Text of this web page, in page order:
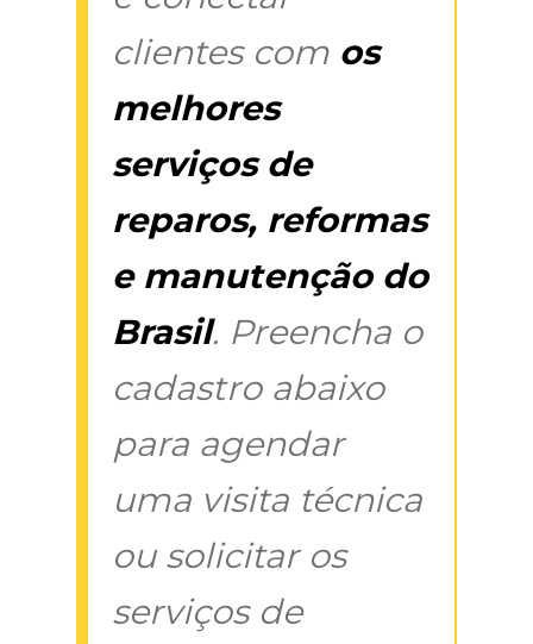
clientes com os
melhores
serviços de
reparos, reformas
e manutenção do
Brasil. Preencha o
cadastro abaixo
para agendar
uma visita técnica
ou solicitar os
serviços de